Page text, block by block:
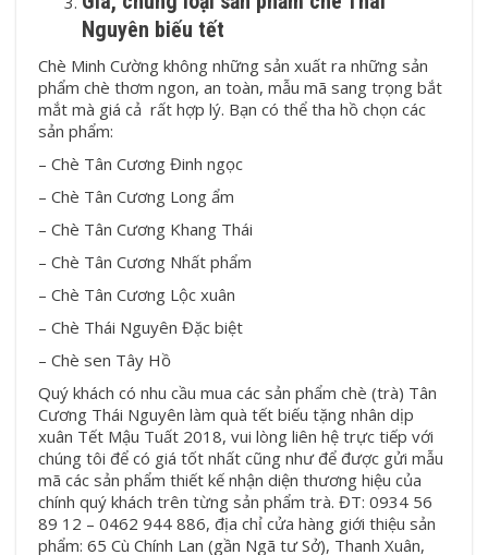
Nguyên biếu tết
Chè Minh Cường không những sản xuất ra những sản
phẩm chè thơm ngon, an toàn, mẫu mã sang trọng bắt
mắt mà giá cả rất hợp lý. Bạn có thể tha hồ chọn các
sản phẩm:
– Chè Tân Cương Đinh ngọc
– Chè Tân Cương Long ẩm
– Chè Tân Cương Khang Thái
– Chè Tân Cương Nhất phẩm
– Chè Tân Cương Lộc xuân
– Chè Thái Nguyên Đặc biệt
– Chè sen Tây Hồ
Quý khách có nhu cầu mua các sản phẩm chè (trà) Tân
Cương Thái Nguyên làm quà tết biếu tặng nhân dịp
xuân Tết Mậu Tuất 2018, vui lòng liên hệ trực tiếp với
chúng tôi để có giá tốt nhất cũng như để được gửi mẫu
mã các sản phẩm thiết kế nhận diện thương hiệu của
chính quý khách trên từng sản phẩm trà. ĐT: 0934 56
89 12 – 0462 944 886, địa chỉ cửa hàng giới thiệu sản
phẩm: 65 Cù Chính Lan (gần Ngã tư Sở), Thanh Xuân,